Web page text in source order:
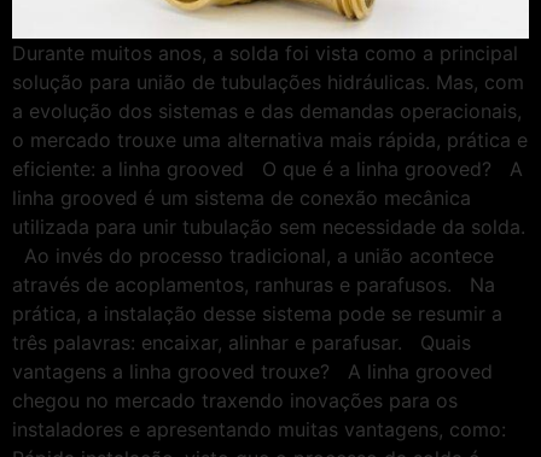
Durante muitos anos, a solda foi vista como a principal
solução para união de tubulações hidráulicas. Mas, com
a evolução dos sistemas e das demandas operacionais,
o mercado trouxe uma alternativa mais rápida, prática e
eficiente: a linha grooved O que é a linha grooved? A
linha grooved é um sistema de conexão mecânica
utilizada para unir tubulação sem necessidade da solda.
Ao invés do processo tradicional, a união acontece
através de acoplamentos, ranhuras e parafusos. Na
prática, a instalação desse sistema pode se resumir a
três palavras: encaixar, alinhar e parafusar. Quais
vantagens a linha grooved trouxe? A linha grooved
chegou no mercado traxendo inovações para os
instaladores e apresentando muitas vantagens, como: